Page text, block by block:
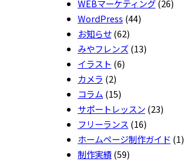
WEBマーケティング(26)
WordPress (44)
お知らせ(62)
みやフレンズ(13)
イラスト (6)
カメラ (2)
コラム (15)
サポートレッスン (23)
フリーランス (16)
ホームページ制作ガイド (1)
制作実績(59)